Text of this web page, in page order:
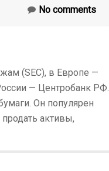
No comments
(SEC), в Европе —
— Центробанк РФ.
Он популярен
активы,